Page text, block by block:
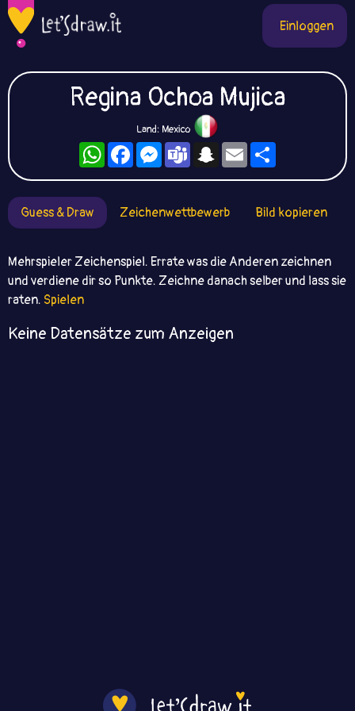
Einloggen
Regina Ochoa Mujica
Land: Mexico
WhatsAppFacebookMessengerTeamsSnapchat
Email
Guess & Draw Zeichenwettbewerb Bild kopieren
Mehrspieler Zeichenspiel. Errate was die Anderen zeichnen
und verdiene dir so Punkte. Zeichne danach selber und lass sie
raten. Spielen
Keine Datensätze zum Anzeigen